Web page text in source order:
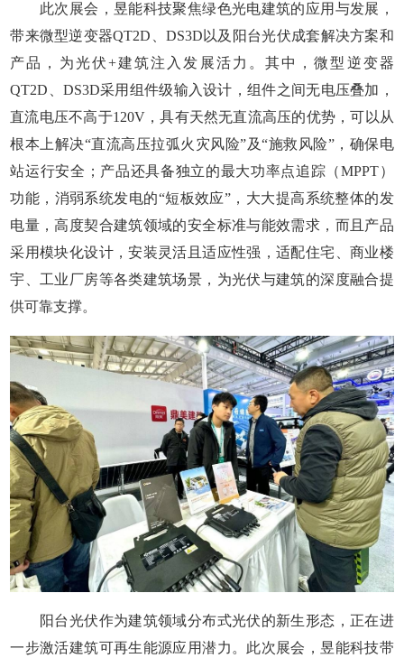
此次展会，昱能科技聚焦绿色光电建筑的应用与发展，
带来微型逆变器QT2D、DS3D以及阳台光伏成套解决方案和
产品，为光伏+建筑注入发展活力。其中，微型逆变器
QT2D、DS3D采用组件级输入设计，组件之间无电压叠加，
直流电压不高于120V，具有天然无直流高压的优势，可以从
根本上解决“直流高压拉弧火灾风险”及“施救风险”，确保电
站运行安全；产品还具备独立的最大功率点追踪（MPPT）
功能，消弱系统发电的“短板效应”，大大提高系统整体的发
电量，高度契合建筑领域的安全标准与能效需求，而且产品
采用模块化设计，安装灵活且适应性强，适配住宅、商业楼
宇、工业厂房等各类建筑场景，为光伏与建筑的深度融合提
供可靠支撑。
阳台光伏作为建筑领域分布式光伏的新生形态，正在进
一步激活建筑可再生能源应用潜力。此次展会，昱能科技带